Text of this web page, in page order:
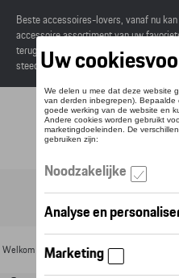
Beste accessoires-lovers, vanaf nu
accessoire assortiment van uw
terugvinden in de online catalogus. Deze
steeds besteld worden via uw dealer.
Welkom >Voor uw Porsche >